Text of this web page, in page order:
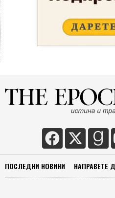
ПОСЛЕДНИ НОВИНИ НАПРАВЕТЕ